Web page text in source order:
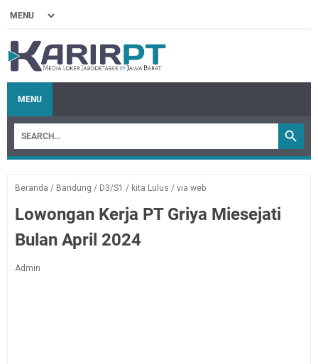
MENU
Beranda / Bandung / D3/S1 / kita Lulus / via web
Lowongan Kerja PT Griya Miesejati
Bulan April 2024
Admin